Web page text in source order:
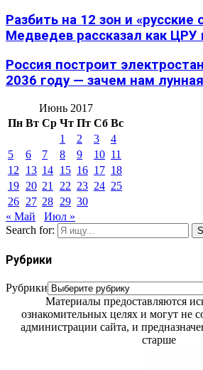
Разбить на 12 зон и «русские
Медведев рассказал как ЦРУ
Россия построит
2036 году — зачем нам
Июнь 2017
Пн Вт Ср Чт Пт Сб Вс
1
2 3
4
5
6 7 8 9 10 11
12
13 14 15 16 17 18
19 20 21 22 23 24 25
26 27 28 29 30
« Май
Июл »
Search for:
Рубрики
Рубрики
Материалы предоставляются
ознакомительных целях и могут не
администрации сайта, и
старше